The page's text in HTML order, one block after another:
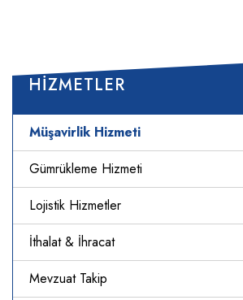
HIZMETLER
Müşavirlik Hizmeti
Gümrükleme Hizmeti
Lojistik Hizmetler
İthalat & İhracat
Mevzuat Takip